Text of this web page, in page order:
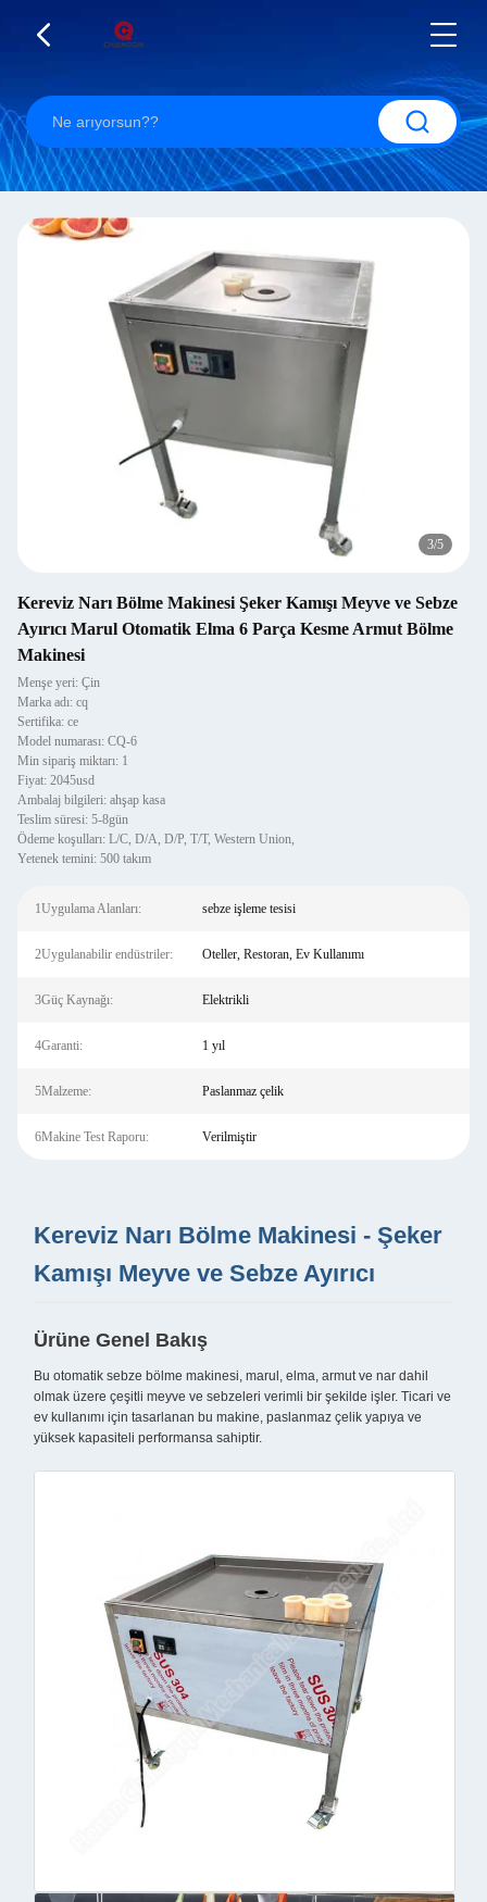
3/5
Kereviz Narı Bölme Makinesi Şeker Kamışı Meyve ve Sebze
Ayırıcı Marul Otomatik Elma 6 Parça Kesme Armut Bölme
Makinesi
Menşe yeri: Çin
Marka adı: cq
Sertifika: ce
Model numarası: CQ-6
Min sipariş miktarı: 1
Fiyat: 2045usd
Ambalaj bilgileri: ahşap kasa
Teslim süresi: 5-8gün
Ödeme koşulları: L/C, D/A, D/P, T/T, Western Union,
Yetenek temini: 500 takım
1Uygulama Alanları: sebze işleme tesisi
2Uygulanabilir endüstriler: Oteller, Restoran, Ev Kullanımı
3Güç Kaynağı: Elektrikli
4Garanti: 1 yıl
5Malzeme: Paslanmaz çelik
6Makine Test Raporu: Verilmiştir
Kereviz Narı Bölme Makinesi - Şeker
Kamışı Meyve ve Sebze Ayırıcı
Ürüne Genel Bakış
Bu otomatik sebze bölme makinesi, marul, elma, armut ve nar dahil
olmak üzere çeşitli meyve ve sebzeleri verimli bir şekilde işler. Ticari ve
ev kullanımı için tasarlanan bu makine, paslanmaz çelik yapıya ve
yüksek kapasiteli performansa sahiptir.